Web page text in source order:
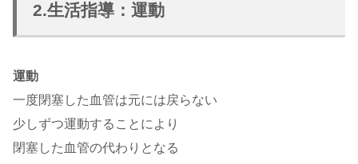
2.生活指導：運動
運動
一度閉塞した血管は元には戻らない
少しずつ運動することにより
閉塞した血管の代わりとなる